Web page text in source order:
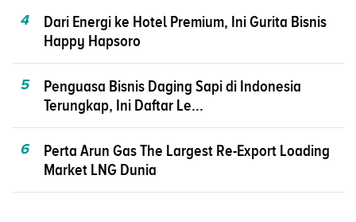
4
Dari Energi ke Hotel Premium, Ini Gurita Bisnis
Happy Hapsoro
5
Penguasa Bisnis Daging Sapi di Indonesia
Terungkap, Ini Daftar Le...
6
Perta Arun Gas The Largest Re-Export Loading
Market LNG Dunia